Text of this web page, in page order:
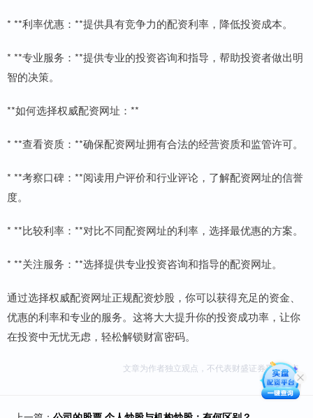
* **利率优惠：**提供具有竞争力的配资利率，降低投资成本。
* **专业服务：**提供专业的投资咨询和指导，帮助投资者做出明
智的决策。
**如何选择权威配资网址：**
* **查看资质：**确保配资网址拥有合法的经营资质和监管许可。
* **考察口碑：**阅读用户评价和行业评论，了解配资网址的信誉
度。
* **比较利率：**对比不同配资网址的利率，选择最优惠的方案。
* **关注服务：**选择提供专业投资咨询和指导的配资网址。
通过选择权威配资网址正规配资炒股，你可以获得充足的资金、
优惠的利率和专业的服务。这将大大提升你的投资成功率，让你
在投资中无忧无虑，轻松解锁财富密码。
文章为作者独立观点，不代表财盛证券平台观点